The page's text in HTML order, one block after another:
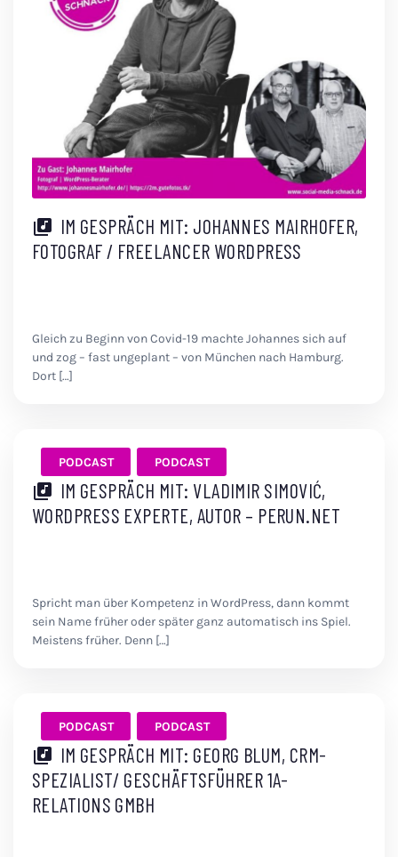
IM GESPRÄCH MIT: JOHANNES MAIRHOFER,
FOTOGRAF / FREELANCER WORDPRESS
Gleich zu Beginn von Covid-19 machte Johannes sich auf
und zog – fast ungeplant – von München nach Hamburg.
Dort […]
PODCAST PODCAST
IM GESPRÄCH MIT: VLADIMIR SIMOVIĆ,
WORDPRESS EXPERTE, AUTOR – PERUN.NET
Spricht man über Kompetenz in WordPress, dann kommt
sein Name früher oder später ganz automatisch ins Spiel.
Meistens früher. Denn […]
PODCAST PODCAST
IM GESPRÄCH MIT: GEORG BLUM, CRM-
SPEZIALIST/ GESCHÄFTSFÜHRER 1A-
RELATIONS GMBH